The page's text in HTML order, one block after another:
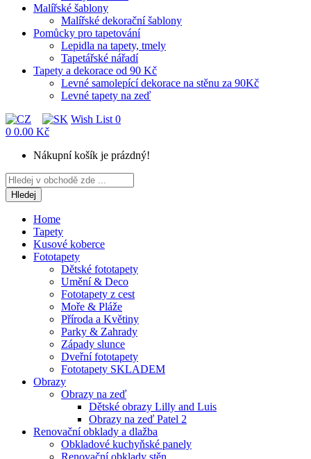
Malířské šablony
Malířské dekorační šablony
Pomůcky pro tapetování
Lepidla na tapety, tmely
Tapetářské nářadí
Tapety a dekorace od 90 Kč
Levné samolepící dekorace na stěnu za 90Kč
Levné tapety na zeď
Wish List 0
0 0.00 Kč
Nákupní košík je prázdný!
Hledej
Home
Tapety
Kusové koberce
Fototapety
Dětské fototapety
Umění & Deco
Fototapety z cest
Moře & Pláže
Příroda a Květiny
Parky & Zahrady
Západy slunce
Dveřní fototapety
Fototapety SKLADEM
Obrazy
Obrazy na zeď
Dětské obrazy Lilly and Luis
Obrazy na zeď Patel 2
Renovační obklady a dlažba
Obkladové kuchyňské panely
Renovační obklady stěn